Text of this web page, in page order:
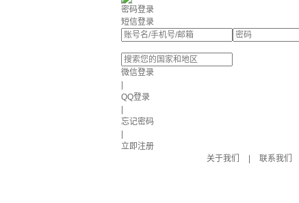
密码登录
短信登录
微信登录
QQ登录
忘记密码
立即注册
关于我们
联系我们